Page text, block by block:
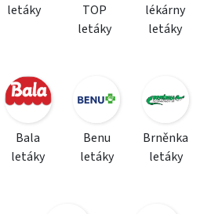
letáky
TOP
letáky
lékárny
letáky
Bala
letáky
Benu
letáky
Brněnka
letáky